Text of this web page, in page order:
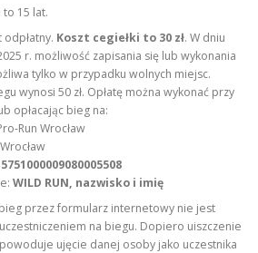
15 lat.
Koszt cegiełki to 30 zł. W dniu
r. możliwość zapisania się lub wykonania
tylko w przypadku wolnych miejsc.
wynosi 50 zł. Opłatę można wykonać przy
opłacając bieg na:
Run Wrocław
WILD RUN, nazwisko i imię
przez formularz internetowy nie jest
na biegu. Dopiero uiszczenie
ujęcie danej osoby jako uczestnika